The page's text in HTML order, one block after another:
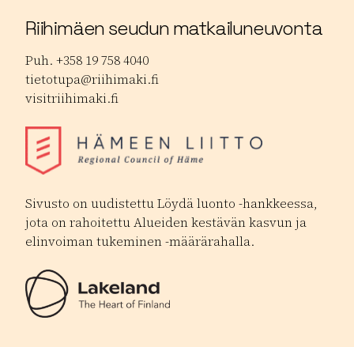
Riihimäen seudun matkailuneuvonta
Puh. +358 19 758 4040
tietotupa@riihimaki.fi
visitriihimaki.fi
Sivusto on uudistettu Löydä luonto -hankkeessa,
jota on rahoitettu Alueiden kestävän kasvun ja
elinvoiman tukeminen -määrärahalla.